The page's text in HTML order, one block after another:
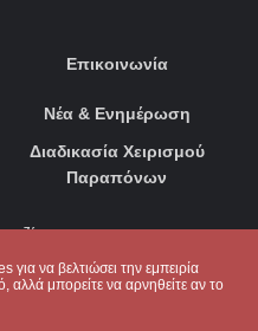
για να βελτιώσει την εμπειρία
αλλά μπορείτε να αρνηθείτε αν το
Επικοινωνία
Νέα & Ενημέρωση
Διαδικασία Χειρισμού
Παραπόνων
μας: